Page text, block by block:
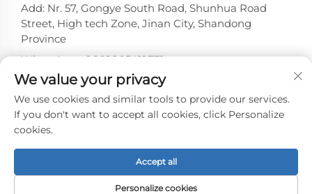
Add: Nr. 57, Gongye South Road, Shunhua Road
Street, High tech Zone, Jinan City, Shandong
Province
WhatsApp:+86 18805412771
+1（314）5989651
E-post:[email protected]
Technology Co., Ltd -Personvernpolicy
We value your privacy
We use cookies and similar tools to provide our services.
If you don't want to accept all cookies, click Personalize
cookies.
Personalize cookies
Accept all